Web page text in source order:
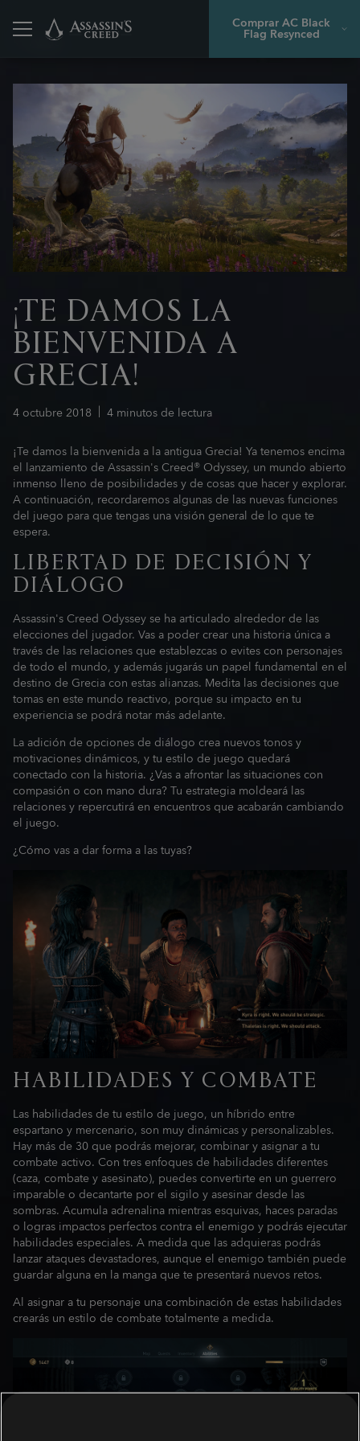
Comprar AC Black
Flag Resynced
Atrás
4 octubre 2018 4 minutos de lectura
¡TE DAMOS LA
BIENVENIDA A
GRECIA!
¡Te damos la bienvenida a la antigua Grecia! Ya tenemos encima
el lanzamiento de Assassin's Creed® Odyssey, un mundo abierto
inmenso lleno de posibilidades y de cosas que hacer y explorar.
A continuación, recordaremos algunas de las nuevas funciones
del juego para que tengas una visión general de lo que te
espera.
LIBERTAD DE DECISIÓN Y
DIÁLOGO
Assassin's Creed Odyssey se ha articulado alrededor de las
elecciones del jugador. Vas a poder crear una historia única a
través de las relaciones que establezcas o evites con personajes
de todo el mundo, y además jugarás un papel fundamental en el
destino de Grecia con estas alianzas. Medita las decisiones que
tomas en este mundo reactivo, porque su impacto en tu
experiencia se podrá notar más adelante.
La adición de opciones de diálogo crea nuevos tonos y
motivaciones dinámicos, y tu estilo de juego quedará
conectado con la historia. ¿Vas a afrontar las situaciones con
compasión o con mano dura? Tu estrategia moldeará las
relaciones y repercutirá en encuentros que acabarán cambiando
el juego.
¿Cómo vas a dar forma a las tuyas?
HABILIDADES Y COMBATE
Las habilidades de tu estilo de juego, un híbrido entre
espartano y mercenario, son muy dinámicas y personalizables.
Hay más de 30 que podrás mejorar, combinar y asignar a tu
combate activo. Con tres enfoques de habilidades diferentes
(caza, combate y asesinato), puedes convertirte en un guerrero
imparable o decantarte por el sigilo y asesinar desde las
sombras. Acumula adrenalina mientras esquivas, haces paradas
o logras impactos perfectos contra el enemigo y podrás ejecutar
habilidades especiales. A medida que las adquieras podrás
lanzar ataques devastadores, aunque el enemigo también puede
guardar alguna en la manga que te presentará nuevos retos.
Al asignar a tu personaje una combinación de estas habilidades
crearás un estilo de combate totalmente a medida.